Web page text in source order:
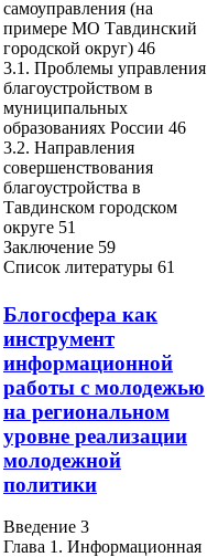
самоуправления (на
примере МО Тавдинский
городской округ) 46
3.1. Проблемы управления
благоустройством в
муниципальных
образованиях России 46
3.2. Направления
совершенствования
благоустройства в
Тавдинском городском
округе 51
Заключение 59
Список литературы 61
Блогосфера как
инструмент
информационной
работы с молодежью
на региональном
уровне реализации
молодежной
политики
Введение 3
Глава 1. Информационная